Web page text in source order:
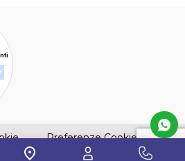
nuova finestra)
(apre una nuova finestra)
Preferenze Cookie